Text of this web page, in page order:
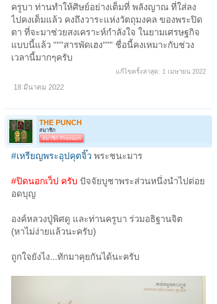
ครูบา ท่านทำให้ศิษย์อย่างเต็มที่ พลังญาณ ที่ใส่ลง
ไปคงเต็มแล้ว คงถึงวาระแห่งวัตถุมงคล ของพระปิด
ตา ที่จะมาช่วยสงเคราะห์กำลังใจ ในยามเศรษฐกิจ
แบบนี้แล้ว """สารพัดเฮง""" ชื่อนี้คงเหมาะกับช่วง
เวลานี้มากๆครับ
แก้ไขครั้งล่าสุด: 1 เมษายน 2022
18 มีนาคม 2022
THE PUNCH
สมาชิก
สมาชิก Premium
#เหรียญพระอุปคุตจิ๊ว พระชนะมาร
#ปิดนอกเว็ป ครับ ปัจจัยบูชาพระส่วนหนึ่งนำไปต่อย
อดบุญ
องค์หลวงปู่พิศดู และท่านครูบา ร่วมอธิฐานจิต
(หาไม่ง่ายแล้วนะครับ)
ถูกใจยังไง...ทักมาคุยกันได้นะครับ